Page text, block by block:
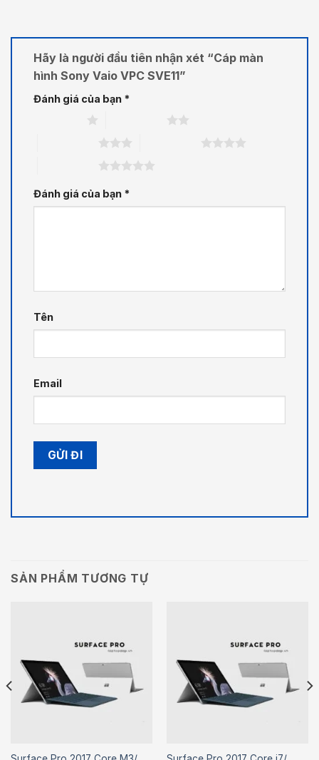
Hãy là người đầu tiên nhận xét “Cáp màn
hình Sony Vaio VPC SVE11”
Đánh giá của bạn *
Đánh giá của bạn *
Tên
Email
SẢN PHẨM TƯƠNG TỰ